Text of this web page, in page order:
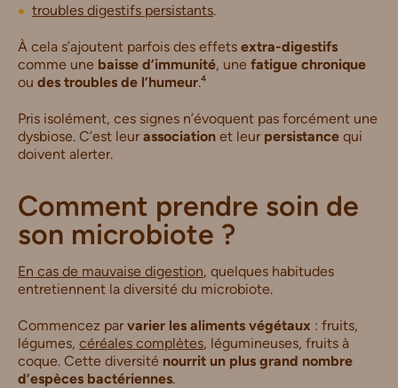
troubles digestifs persistants.
À cela s’ajoutent parfois des effets extra-digestifs
comme une baisse d’immunité, une fatigue chronique
ou des troubles de l’humeur.⁴
Pris isolément, ces signes n’évoquent pas forcément une
dysbiose. C’est leurassociation et leur persistance qui
doivent alerter.
Comment prendre soin de
son microbiote ?
En cas de mauvaise digestion, quelques habitudes
entretiennent la diversité du microbiote.
Commencez parvarier les aliments végétaux : fruits,
légumes, céréales complètes, légumineuses, fruits à
coque. Cette diversité nourrit un plus grand nombre
d’espèces bactériennes.